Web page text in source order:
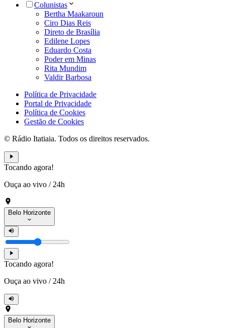
Colunistas
Bertha Maakaroun
Ciro Dias Reis
Direto de Brasília
Edilene Lopes
Eduardo Costa
Poder em Minas
Rita Mundim
Valdir Barbosa
Política de Privacidade
Portal de Privacidade
Política de Cookies
Gestão de Cookies
© Rádio Itatiaia. Todos os direitos reservados.
Tocando agora!
Ouça ao vivo / 24h
Belo Horizonte
Tocando agora!
Ouça ao vivo / 24h
Belo Horizonte